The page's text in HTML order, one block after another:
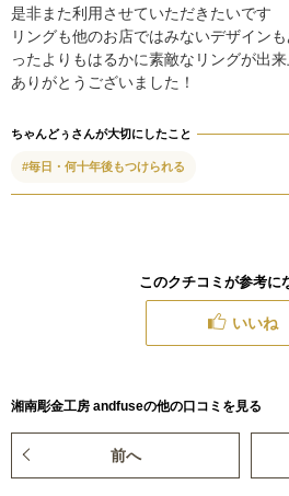
是非また利用させていただきたいです
リングも他のお店ではみないデザイン
ったよりもはるかに素敵なリングが出
ありがとうございました！
ちゃんどぅさんが大切にしたこと
#毎日・何十年後もつけられる
このクチコミが参考
いいね
湘南彫金工房 andfuseの他の口コミを見る
前へ